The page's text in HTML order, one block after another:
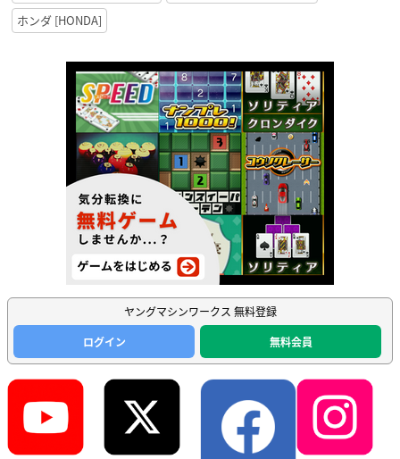
ホンダ [HONDA]
ヤングマシンワークス 無料登録
ログイン
無料会員